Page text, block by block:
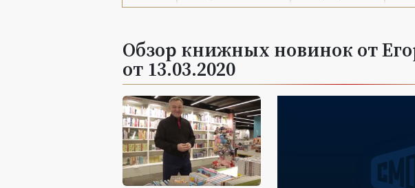
Обзор книжных новинок от
от 13.03.2020